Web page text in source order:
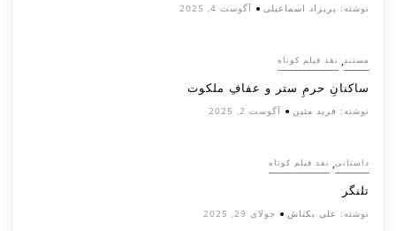
نوشته: پریزاد اسماعیلی آگوست 4, 2025
مستند, نقد فیلم کوتاه
ساکنانِ حرمِ ستر و عفافِ ملکوت
نوشته: فرید متین آگوست 2, 2025
داستانی, نقد فیلم کوتاه
تلنگر
نوشته: علی بکتاش جولای 29, 2025